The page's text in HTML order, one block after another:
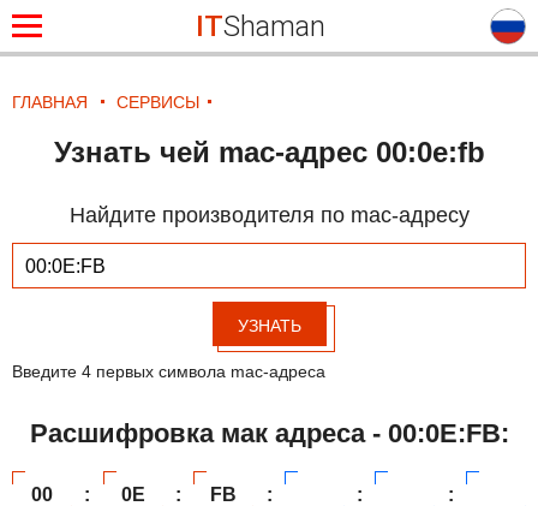
ITShaman
ГЛАВНАЯ СЕРВИСЫ
Узнать чей mac-адрес 00:0e:fb
Найдите производителя по mac-адресу
УЗНАТЬ
Введите 4 первых символа mac-адреса
Расшифровка мак адреса - 00:0E:FB:
00 : 0E : FB : : :